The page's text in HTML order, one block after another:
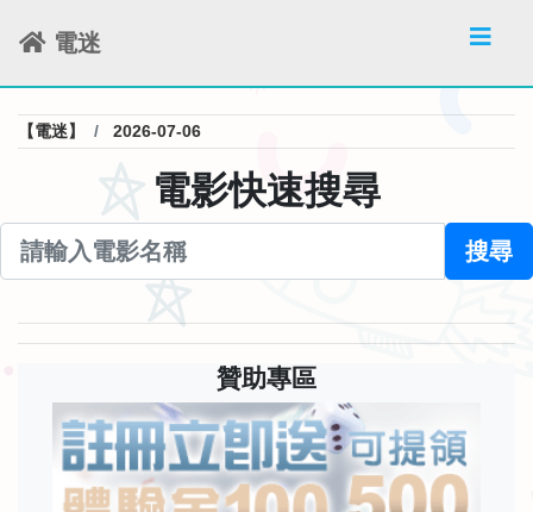
電迷
【電迷】 2026-07-06
電影快速搜尋
搜尋
贊助專區